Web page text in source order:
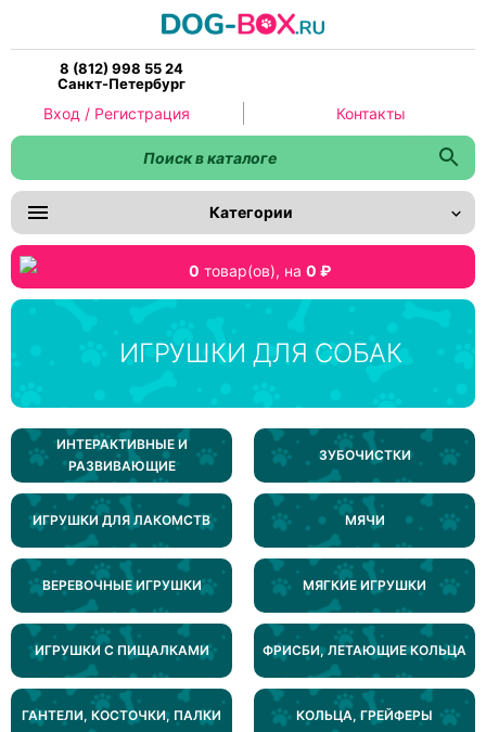
8 (812) 998 55 24
Санкт-Петербург
0 товар(ов), на 0 ₽
Категории
Вход / Регистрация Контакты
ИГРУШКИ ДЛЯ СОБАК
ИНТЕРАКТИВНЫЕ И
РАЗВИВАЮЩИЕ
ЗУБОЧИСТКИ
ИГРУШКИ ДЛЯ ЛАКОМСТВ МЯЧИ
ВЕРЕВОЧНЫЕ ИГРУШКИ МЯГКИЕ ИГРУШКИ
ИГРУШКИ С ПИЩАЛКАМИ ФРИСБИ, ЛЕТАЮЩИЕ КОЛЬЦА
ГАНТЕЛИ, КОСТОЧКИ, ПАЛКИ КОЛЬЦА, ГРЕЙФЕРЫ